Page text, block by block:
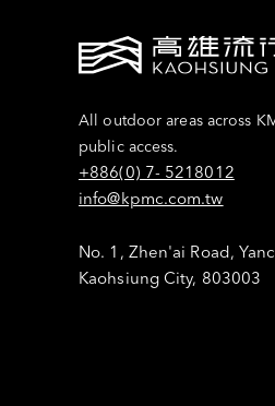
All outdoor areas across
public access.
+886(0) 7- 5218012
info@kpmc.com.tw
No. 1, Zhen'ai Road,
Kaohsiung City, 803003